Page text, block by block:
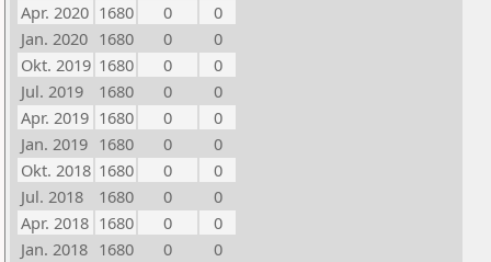
Apr. 2020 1680 0
0
Jan. 2020 1680 0
0
Okt. 2019 1680 0
0
Jul. 2019
1680 0
0
Apr. 2019 1680 0
0
Jan. 2019 1680 0
0
Okt. 2018 1680 0
0
Jul. 2018
1680 0
0
Apr. 2018 1680 0
0
Jan. 2018 1680 0
0